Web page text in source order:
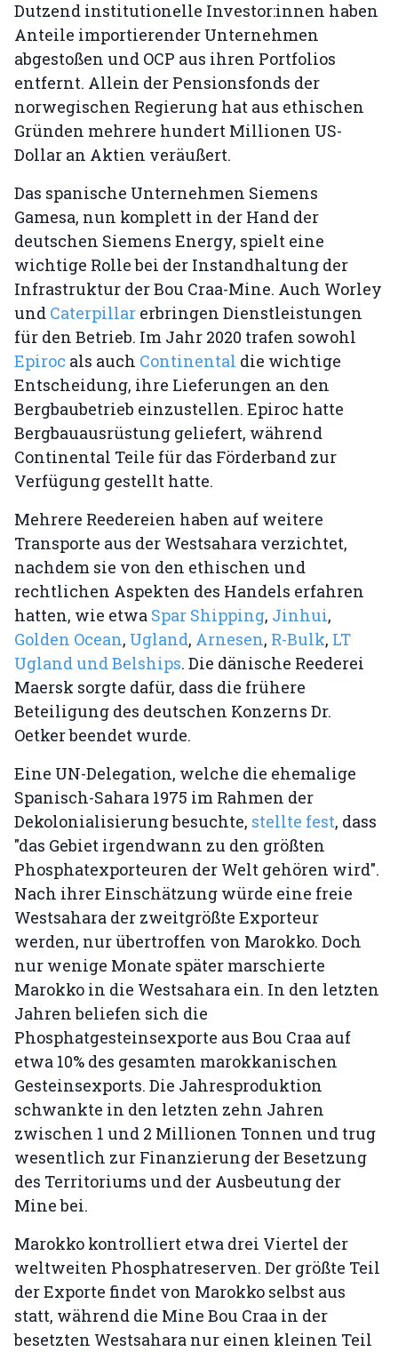
Dutzend institutionelle Investor:innen haben
Anteile importierender Unternehmen
abgestoßen und OCP aus ihren Portfolios
entfernt. Allein der Pensionsfonds der
norwegischen Regierung hat aus ethischen
Gründen mehrere hundert Millionen US-
Dollar an Aktien veräußert.
Das spanische Unternehmen Siemens
Gamesa, nun komplett in der Hand der
deutschen Siemens Energy, spielt eine
wichtige Rolle bei der Instandhaltung der
Infrastruktur der Bou Craa-Mine. Auch Worley
und Caterpillar erbringen Dienstleistungen
für den Betrieb. Im Jahr 2020 trafen sowohl
Epiroc als auch Continental die wichtige
Entscheidung, ihre Lieferungen an den
Bergbaubetrieb einzustellen. Epiroc hatte
Bergbauausrüstung geliefert, während
Continental Teile für das Förderband zur
Verfügung gestellt hatte.
Mehrere Reedereien haben auf weitere
Transporte aus der Westsahara verzichtet,
nachdem sie von den ethischen und
rechtlichen Aspekten des Handels erfahren
hatten, wie etwa Spar Shipping, Jinhui,
Golden Ocean, Ugland, Arnesen, R-Bulk, LT
Ugland und Belships. Die dänische Reederei
Maersk sorgte dafür, dass die frühere
Beteiligung des deutschen Konzerns Dr.
Oetker beendet wurde.
Eine UN-Delegation, welche die ehemalige
Spanisch-Sahara 1975 im Rahmen der
Dekolonialisierung besuchte, stellte fest, dass
"das Gebiet irgendwann zu den größten
Phosphatexporteuren der Welt gehören wird".
Nach ihrer Einschätzung würde eine freie
Westsahara der zweitgrößte Exporteur
werden, nur übertroffen von Marokko. Doch
nur wenige Monate später marschierte
Marokko in die Westsahara ein. In den letzten
Jahren beliefen sich die
Phosphatgesteinsexporte aus Bou Craa auf
etwa 10% des gesamten marokkanischen
Gesteinsexports. Die Jahresproduktion
schwankte in den letzten zehn Jahren
zwischen 1 und 2 Millionen Tonnen und trug
wesentlich zur Finanzierung der Besetzung
des Territoriums und der Ausbeutung der
Mine bei.
Marokko kontrolliert etwa drei Viertel der
weltweiten Phosphatreserven. Der größte Teil
der Exporte findet von Marokko selbst aus
statt, während die Mine Bou Craa in der
besetzten Westsahara nur einen kleinen Teil